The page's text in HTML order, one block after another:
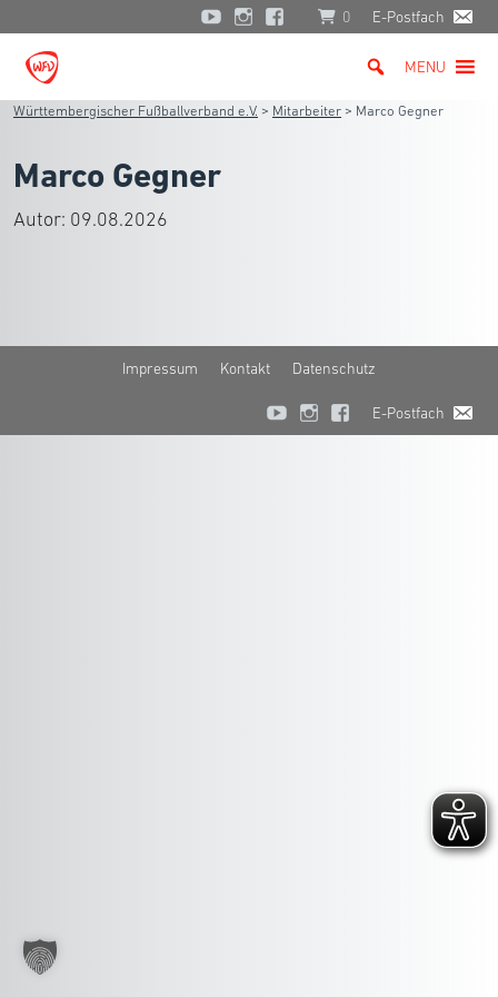
0 E-Postfach
MENU
Württembergischer Fußballverband e.V. > Mitarbeiter > Marco Gegner
Marco Gegner
Autor: 09.08.2026
Impressum Kontakt Datenschutz
E-Postfach